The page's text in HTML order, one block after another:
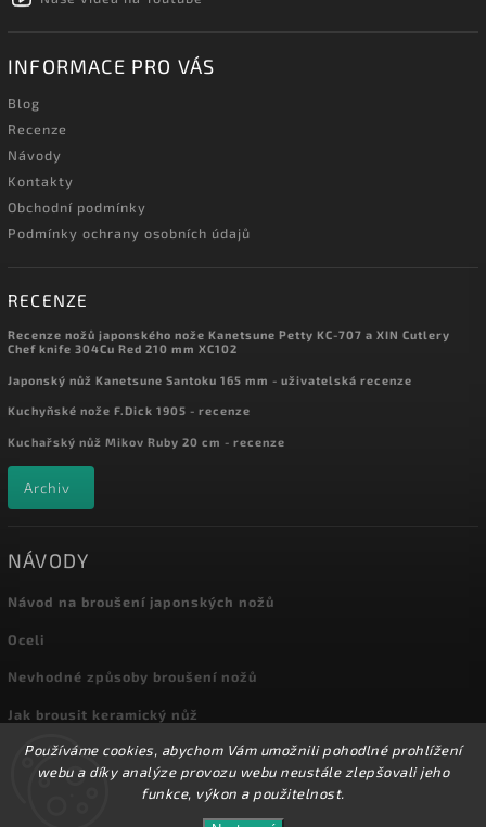
Používáme cookies, abychom Vám umožnili pohodlné prohlížení
webu a díky analýze provozu webu neustále zlepšovali jeho
funkce, výkon a použitelnost.
INFORMACE PRO VÁS
Blog
Recenze
Návody
Kontakty
Obchodní podmínky
Podmínky ochrany osobních údajů
RECENZE
Recenze nožů japonského nože Kanetsune Petty KC-707 a XIN Cutlery
Chef knife 304Cu Red 210 mm XC102
Japonský nůž Kanetsune Santoku 165 mm - uživatelská recenze
Kuchyňské nože F.Dick 1905 - recenze
Kuchařský nůž Mikov Ruby 20 cm - recenze
Archiv
NÁVODY
Návod na broušení japonských nožů
Oceli
Nevhodné způsoby broušení nožů
Jak brousit keramický nůž
Archiv